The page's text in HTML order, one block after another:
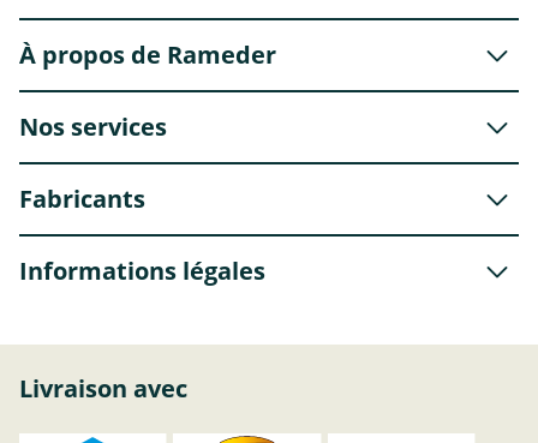
À propos de Rameder
Nos services
Fabricants
Informations légales
Livraison avec